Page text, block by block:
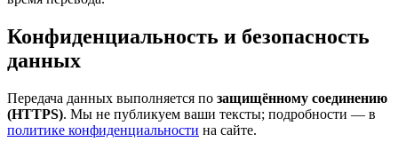
Конфиденциальность и безопасность
данных
Передача данных выполняется по защищённому соединению
(HTTPS). Мы не публикуем ваши тексты; подробности — в
политике конфиденциальности на сайте.